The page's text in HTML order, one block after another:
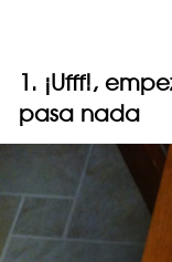
1. ¡Ufff!,
pasa nada